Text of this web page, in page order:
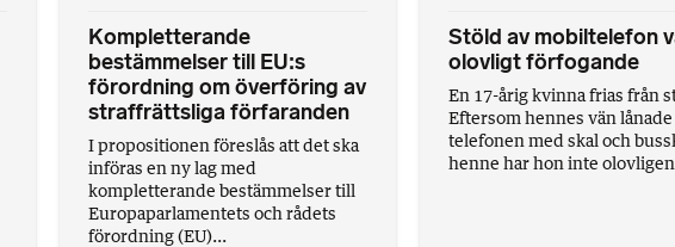
Kompletterande
bestämmelser till EU:s
förordning om överföring av
straffrättsliga förfaranden
I propositionen föreslås att det ska
införas en ny lag med
kompletterande bestämmelser till
Europaparlamentets och rådets
förordning (EU)...
Stöld av mobiltelefon
olovligt förfogande
En 17-årig kvinna frias från
Eftersom hennes vän
telefonen med skal och
henne har hon inte